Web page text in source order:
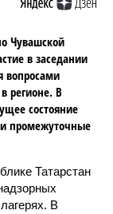
Чувашской
в заседании
вопросами
регионе. В
состояние
промежуточные
Татарстан
В